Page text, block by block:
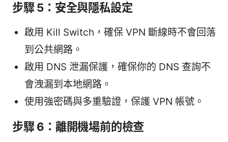
步驟 5：安全與隱私設定
啟用 Kill Switch，確保 VPN 斷線時不會回落
到公共網路。
啟用 DNS 泄漏保護，確保你的 DNS 查詢不
會洩漏到本地網路。
使用強密碼與多重驗證，保護 VPN 帳號。
步驟 6：離開機場前的檢查